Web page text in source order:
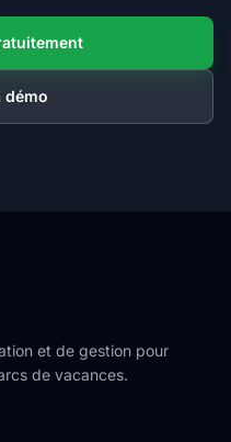
démo
et de gestion pour
de vacances.